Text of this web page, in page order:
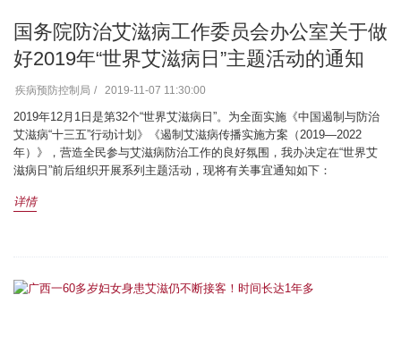
国务院防治艾滋病工作委员会办公室关于做
好2019年“世界艾滋病日”主题活动的通知
疾病预防控制局 2019-11-07 11:30:00
2019年12月1日是第32个“世界艾滋病日”。为全面实施《中国遏制与防治
艾滋病“十三五”行动计划》《遏制艾滋病传播实施方案（2019—2022
年）》，营造全民参与艾滋病防治工作的良好氛围，我办决定在“世界艾
滋病日”前后组织开展系列主题活动，现将有关事宜通知如下：
详情